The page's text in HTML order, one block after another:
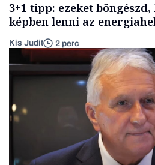
3+1 tipp: ezeket
képben lenni az
Kis Judit 2 perc